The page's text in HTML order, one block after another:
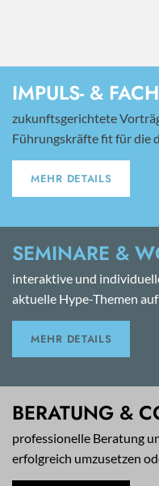
IMPULS- &
zukunftsgerichtete
Führungskräfte fit für die
MEHR DETAILS
SEMINARE &
interaktive und
aktuelle Hype-Themen
MEHR DETAILS
BERATUNG &
professionelle Beratung
erfolgreich umzusetzen